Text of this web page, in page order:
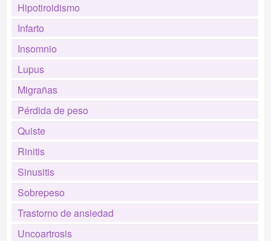
Hipotiroidismo
Infarto
Insomnio
Lupus
Migrañas
Pérdida de peso
Quiste
Rinitis
Sinusitis
Sobrepeso
Trastorno de ansiedad
Uncoartrosis